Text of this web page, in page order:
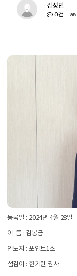
김성민
0건
등록일 : 2024년 4월 28일
이 름 : 김봉금
인도자 : 포인트1조
섬김이 : 한기란 권사